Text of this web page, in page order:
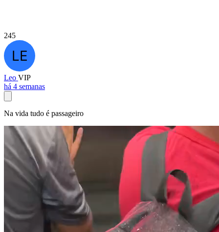
245
Leo VIP
há 4 semanas
Na vida tudo é passageiro